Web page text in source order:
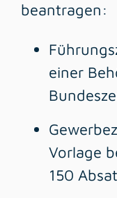
beantragen:
einer
Vorlage
150